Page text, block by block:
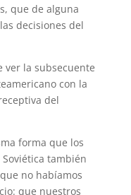
que de alguna
decisiones del
ver la subsecuente
con la
del
forma que los
también
no habíamos
que nuestros